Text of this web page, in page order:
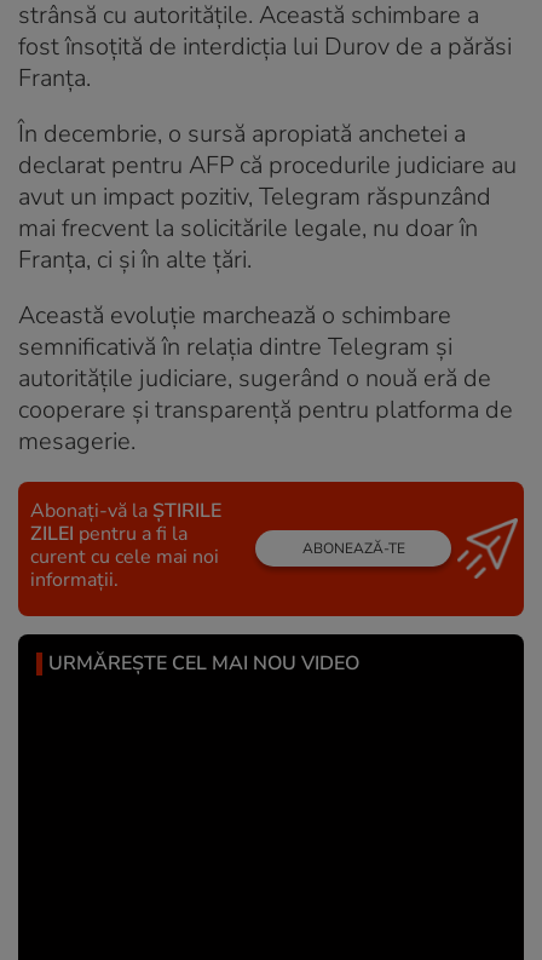
strânsă cu autoritățile. Această schimbare a
fost însoțită de interdicția lui Durov de a părăsi
Franța.
În decembrie, o sursă apropiată anchetei a
declarat pentru AFP că procedurile judiciare au
avut un impact pozitiv, Telegram răspunzând
mai frecvent la solicitările legale, nu doar în
Franța, ci și în alte țări.
Această evoluție marchează o schimbare
semnificativă în relația dintre Telegram și
autoritățile judiciare, sugerând o nouă eră de
cooperare și transparență pentru platforma de
mesagerie.
Abonați-vă la ȘTIRILE
ZILEI pentru a fi la
curent cu cele mai noi
informații.
ABONEAZĂ-TE
URMĂREȘTE CEL MAI NOU VIDEO